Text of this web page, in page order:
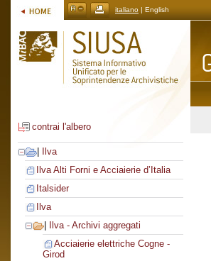
italiano | English
contrai l'albero
Ilva
Ilva Alti Forni e Acciaierie d’Italia
Italsider
Ilva
Ilva - Archivi aggregati
Acciaierie elettriche Cogne -
Girod